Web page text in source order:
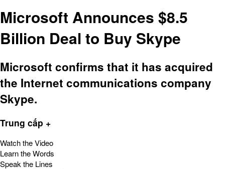
Microsoft Announces $8.5
Billion Deal to Buy Skype
Microsoft confirms that it has acquired
the Internet communications company
Skype.
Trung cấp +
Watch the Video
Learn the Words
Speak the Lines